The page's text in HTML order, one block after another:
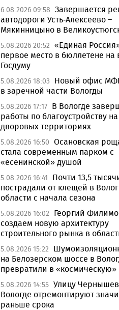
6.08.2026 09:58 Завершается
автодороги Усть-Алексеево –
Мякинницыно в
5.08.2026 20:52 «Единая
первое место в бюллетене на
Госдуму
5.08.2026 18:03
Новый офис
в заречной части Вологды
5.08.2026 17:17 В Вологде
работы по благоустройству на
дворовых территориях
5.08.2026 16:50 Осановская
стала современным парком с
«есенинской» душой
5.08.2026 16:41
Почти 13,5
пострадали от клещей в
области с начала сезона
5.08.2026 16:02
Георгий
создаем новую архитектуру
строительного рынка в
5.08.2026 15:22
на Белозерском шоссе в
превратили в «космическую»
5.08.2026 14:55 Улицу
Вологде отремонтируют
раньше срока